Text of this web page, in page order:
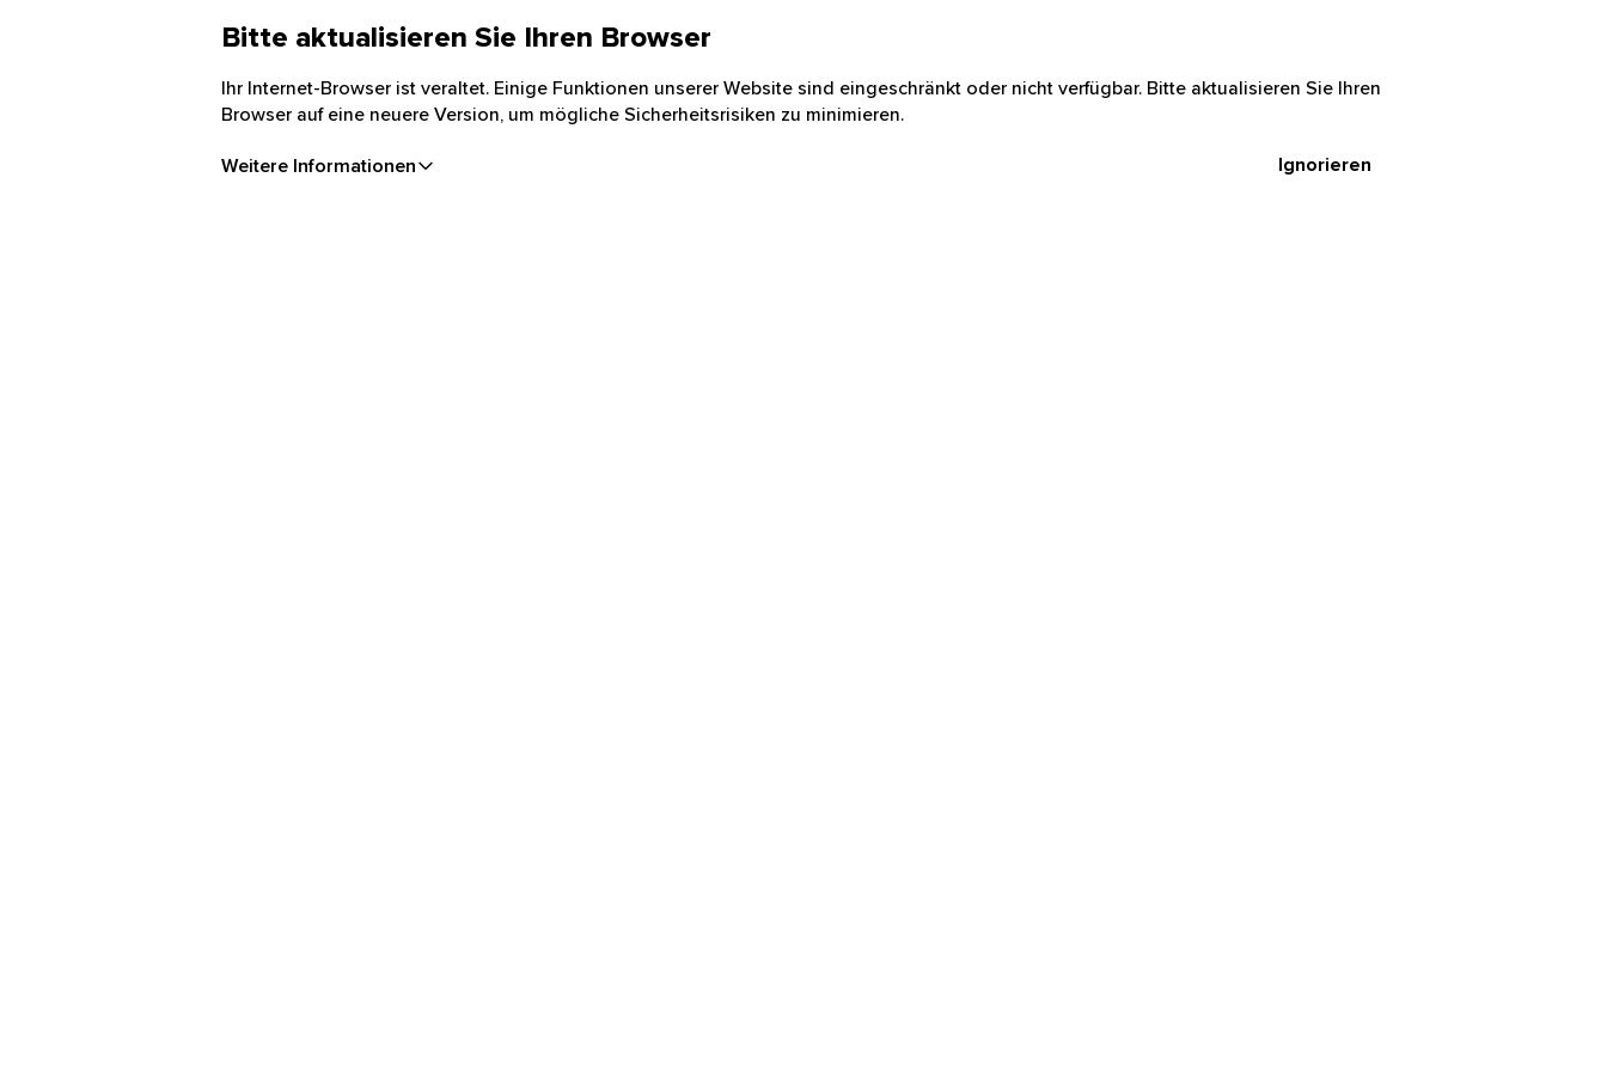
Bitte aktualisieren Sie Ihren Browser
Ihr Internet-Browser ist veraltet. Einige Funktionen unserer Website sind eingeschränkt oder nicht verfügbar. Bitte aktualisieren Sie Ihren
Browser auf eine neuere Version, um mögliche Sicherheitsrisiken zu minimieren.
Weitere Informationen Ignorieren